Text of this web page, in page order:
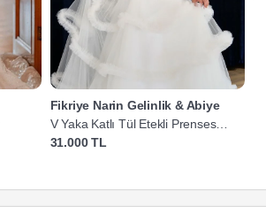
Fikriye Narin Gelinlik & Abiye
V Yaka Katlı Tül Etekli Prenses
Gelinlik
31.000 TL